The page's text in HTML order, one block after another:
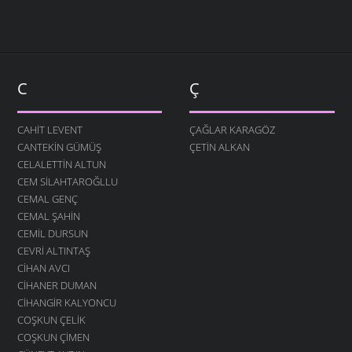
C
CAHIT LEVENT
CANTEKIN GÜMÜŞ
CELALETTIN ALTUN
CEM SILAHTAROĞLLU
CEMAL GENÇ
CEMAL ŞAHIN
CEMIL DURSUN
CEVRI ALTINTAŞ
CIHAN AVCI
CIHANER DUMAN
CIHANGIR KALYONCU
COŞKUN ÇELIK
COŞKUN ÇIMEN
Ç
ÇAĞLAR KARAGÖZ
ÇETIN ALKAN